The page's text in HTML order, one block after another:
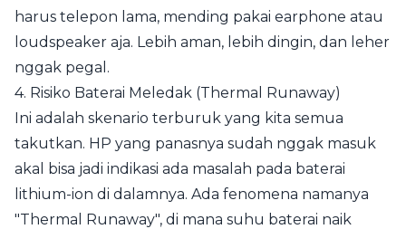
harus telepon lama, mending pakai earphone atau
loudspeaker aja. Lebih aman, lebih dingin, dan leher
nggak pegal.
4. Risiko Baterai Meledak (Thermal Runaway)
Ini adalah skenario terburuk yang kita semua
takutkan. HP yang panasnya sudah nggak masuk
akal bisa jadi indikasi ada masalah pada baterai
lithium-ion di dalamnya. Ada fenomena namanya
"Thermal Runaway", di mana suhu baterai naik